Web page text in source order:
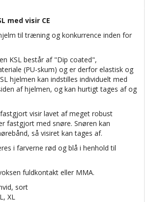
med visir CE
til træning og konkurrence inden for
KSL består af "Dip coated",
(PU-skum) og er derfor elastisk og
hjelmen kan indstilles individuelt med
af ​​hjelmen, og kan hurtigt tages af og
visir lavet af meget robust
fastgjort med snøre. Snøren kan
så visiret kan tages af.
i farverne rød og blå i henhold til
fuldkontakt eller MMA.
sort
XL